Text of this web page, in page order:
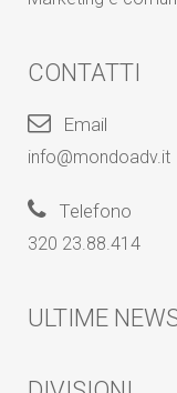
CONTATTI
Email
info@mondoadv.it
Telefono
320 23.88.414
ULTIME